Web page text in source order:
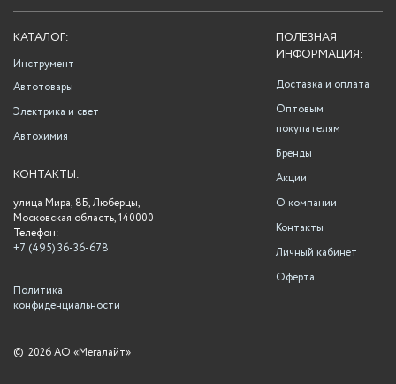
ПОЛЕЗНАЯ
ИНФОРМАЦИЯ:
Доставка и оплата
Оптовым
покупателям
Бренды
Акции
О компании
Контакты
Личный кабинет
Оферта
КАТАЛОГ:
Инструмент
Автотовары
Электрика и свет
Автохимия
КОНТАКТЫ:
улица Мира, 8Б, Люберцы,
Московская область, 140000
Телефон:
+7 (495) 36-36-678
Политика
конфиденциальности
© 2026 АО «Мегалайт»